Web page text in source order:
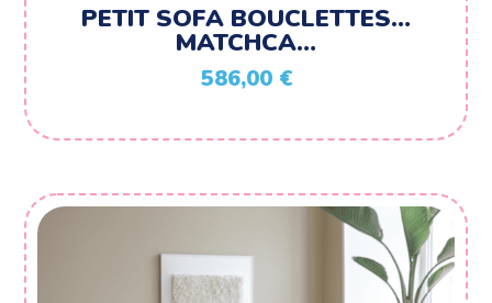
PETIT SOFA BOUCLETTES…
MATCHCA…
586,00 €